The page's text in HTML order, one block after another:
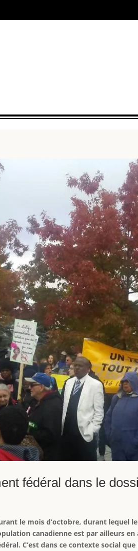
fédéral dans le
le mois d’octobre, durant lequel
canadienne est par ailleurs
C’est dans ce contexte social